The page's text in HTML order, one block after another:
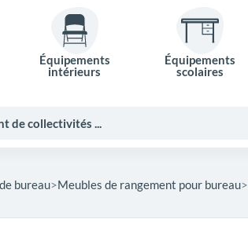
Équipements
intérieurs
Équipements
scolaires
bureau Meubles de rangement pour bureau